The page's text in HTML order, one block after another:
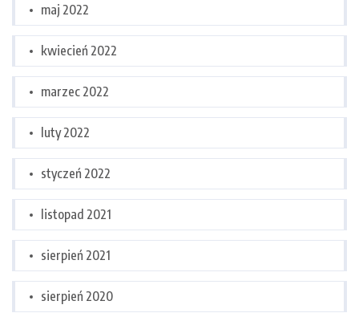
maj 2022
kwiecień 2022
marzec 2022
luty 2022
styczeń 2022
listopad 2021
sierpień 2021
sierpień 2020